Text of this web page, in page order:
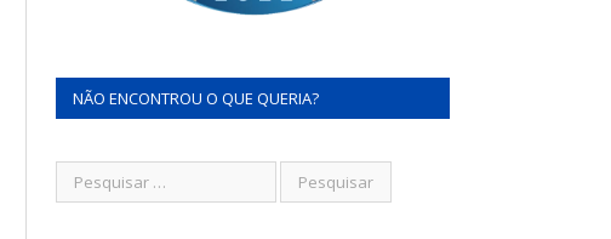
NÃO ENCONTROU O QUE QUERIA?